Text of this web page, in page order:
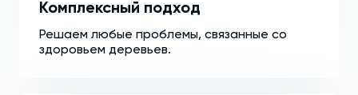
Комплексный подход
Решаем любые проблемы, связанные со
здоровьем деревьев.